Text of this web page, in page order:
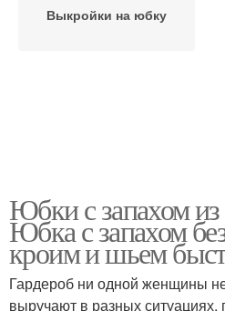
Выкройки на юбку
Юбки с запахом из
Юбка с запахом
кроим и шьем
Гардероб ни одной женщины
выручают в разных ситуациях,